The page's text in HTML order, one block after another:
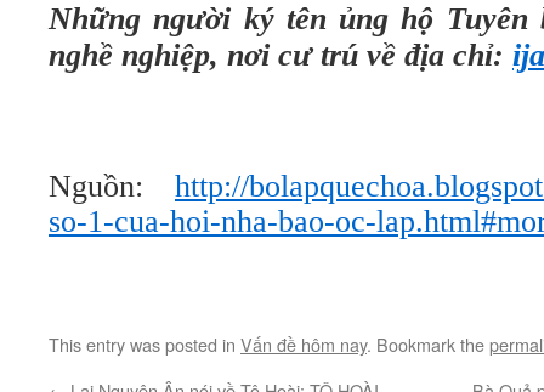
Những người ký tên ủng hộ
nghề nghiệp, nơi cư trú về địa chỉ:
Nguồn: http://
so-1-cua-hoi-nha-bao-oc-
This entry was posted in Vấn đề hôm nay. Bookmark the